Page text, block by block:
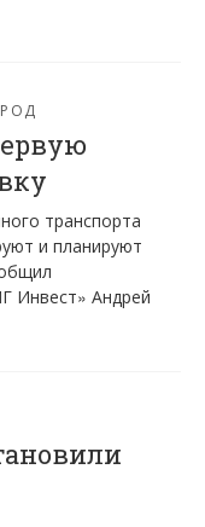
транспорта
и планируют
Инвест» Андрей